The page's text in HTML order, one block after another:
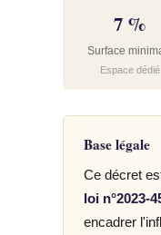
7 %
Surface
Espace dédié
Base légale
Ce décret
loi n°2023-
encadrer